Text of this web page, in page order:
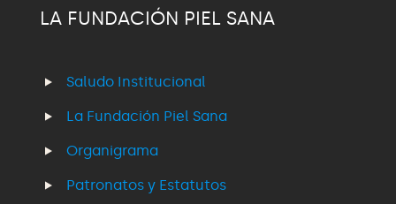
LA FUNDACIÓN PIEL SANA
Saludo Institucional
La Fundación Piel Sana
Organigrama
Patronatos y Estatutos